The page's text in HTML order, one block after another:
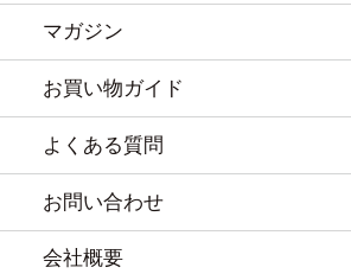
マガジン
お買い物ガイド
よくある質問
お問い合わせ
会社概要